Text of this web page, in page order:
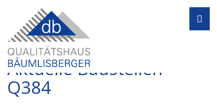
Aktuelle Baustellen -
Q384